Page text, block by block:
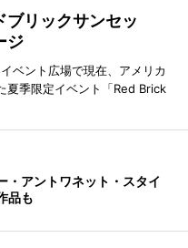
リックサンセッ
ジ
ベント広場で現在、アメリカ
夏季限定イベント「Red Brick
・アントワネット・スタイ
品も